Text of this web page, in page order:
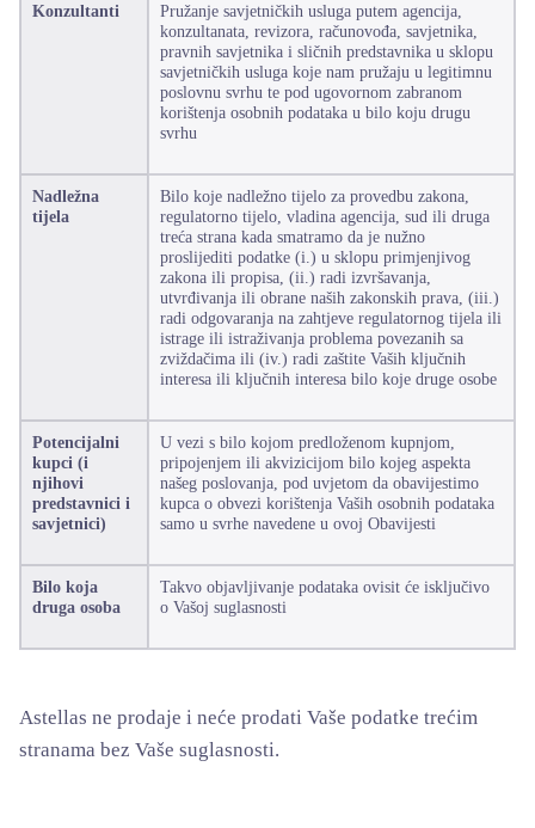
Konzultanti
Pružanje savjetničkih usluga putem agencija,
konzultanata, revizora, računovođa, savjetnika,
pravnih savjetnika i sličnih predstavnika u sklopu
savjetničkih usluga koje nam pružaju u legitimnu
poslovnu svrhu te pod ugovornom zabranom
korištenja osobnih podataka u bilo koju drugu
svrhu
Nadležna
tijela
Bilo koje nadležno tijelo za provedbu zakona,
regulatorno tijelo, vladina agencija, sud ili druga
treća strana kada smatramo da je nužno
proslijediti podatke (i.) u sklopu primjenjivog
zakona ili propisa, (ii.) radi izvršavanja,
utvrđivanja ili obrane naših zakonskih prava, (iii.)
radi odgovaranja na zahtjeve regulatornog tijela ili
istrage ili istraživanja problema povezanih sa
zviždačima ili (iv.) radi zaštite Vaših ključnih
interesa ili ključnih interesa bilo koje druge osobe
Potencijalni
kupci (i
njihovi
predstavnici i
savjetnici)
U vezi s bilo kojom predloženom kupnjom,
pripojenjem ili akvizicijom bilo kojeg aspekta
našeg poslovanja, pod uvjetom da obavijestimo
kupca o obvezi korištenja Vaših osobnih podataka
samo u svrhe navedene u ovoj Obavijesti
Bilo koja
druga osoba
Takvo objavljivanje podataka ovisit će isključivo
o Vašoj suglasnosti
Astellas ne prodaje i neće prodati Vaše podatke trećim
stranama bez Vaše suglasnosti.